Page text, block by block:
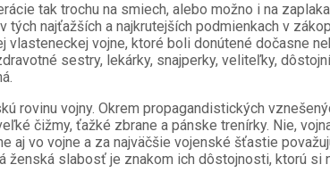
tak trochu na smiech, alebo možno i na
najťažších a najkrutejších podmienkach v
vojne, ktoré boli donútené dočasne
sestry, lekárky, snajperky, veliteľky,
rovinu vojny. Okrem propagandistických
čižmy, ťažké zbrane a pánske trenírky. Nie,
aj vo vojne a za najväčšie vojenské šťastie
ženská slabosť je znakom ich dôstojnosti, ktorú